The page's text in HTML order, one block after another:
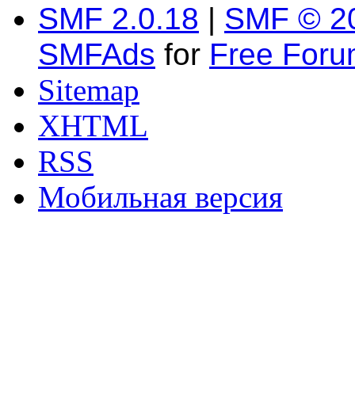
SMF 2.0.18 | SMF ©
SMFAds for Free
Sitemap
XHTML
RSS
Мобильная версия